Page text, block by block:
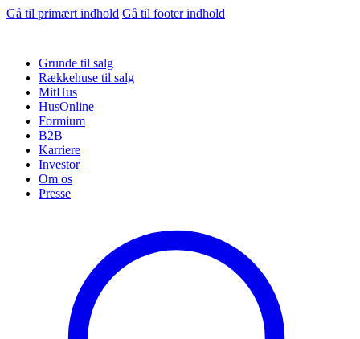
Gå til primært indhold Gå til footer indhold
Grunde til salg
Rækkehuse til salg
MitHus
HusOnline
Formium
B2B
Karriere
Investor
Om os
Presse